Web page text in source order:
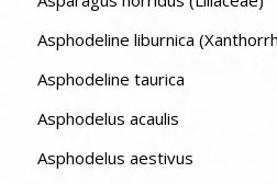
Asphodeline liburnica
Asphodeline taurica
Asphodelus acaulis
Asphodelus aestivus